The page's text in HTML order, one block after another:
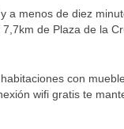
menos de diez
de Plaza de la
con
wifi gratis te